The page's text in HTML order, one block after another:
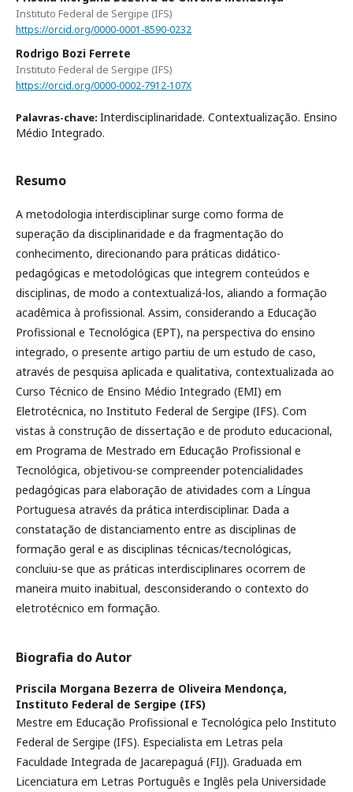
Instituto Federal de Sergipe (IFS)
https://orcid.org/0000-0001-8590-0232
Rodrigo Bozi Ferrete
Instituto Federal de Sergipe (IFS)
https://orcid.org/0000-0002-7912-107X
Palavras-chave: Interdisciplinaridade. Contextualização. Ensino
Médio Integrado.
Resumo
A metodologia interdisciplinar surge como forma de
superação da disciplinaridade e da fragmentação do
conhecimento, direcionando para práticas didático-
pedagógicas e metodológicas que integrem conteúdos e
disciplinas, de modo a contextualizá-los, aliando a formação
acadêmica à profissional. Assim, considerando a Educação
Profissional e Tecnológica (EPT), na perspectiva do ensino
integrado, o presente artigo partiu de um estudo de caso,
através de pesquisa aplicada e qualitativa, contextualizada ao
Curso Técnico de Ensino Médio Integrado (EMI) em
Eletrotécnica, no Instituto Federal de Sergipe (IFS). Com
vistas à construção de dissertação e de produto educacional,
em Programa de Mestrado em Educação Profissional e
Tecnológica, objetivou-se compreender potencialidades
pedagógicas para elaboração de atividades com a Língua
Portuguesa através da prática interdisciplinar. Dada a
constatação de distanciamento entre as disciplinas de
formação geral e as disciplinas técnicas/tecnológicas,
concluiu-se que as práticas interdisciplinares ocorrem de
maneira muito inabitual, desconsiderando o contexto do
eletrotécnico em formação.
Biografia do Autor
Priscila Morgana Bezerra de Oliveira Mendonça,
Instituto Federal de Sergipe (IFS)
Mestre em Educação Profissional e Tecnológica pelo Instituto
Federal de Sergipe (IFS). Especialista em Letras pela
Faculdade Integrada de Jacarepaguá (FIJ). Graduada em
Licenciatura em Letras Português e Inglês pela Universidade